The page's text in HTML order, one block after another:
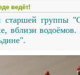
ведёт!
старшей группы
вблизи